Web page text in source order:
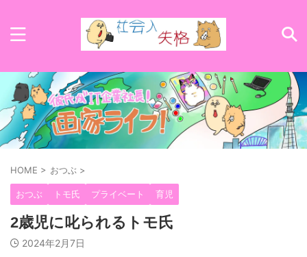
HOME > おつぶ >
おつぶ トモ氏 プライベート 育児
2歳児に叱られるトモ氏
2024年2月7日